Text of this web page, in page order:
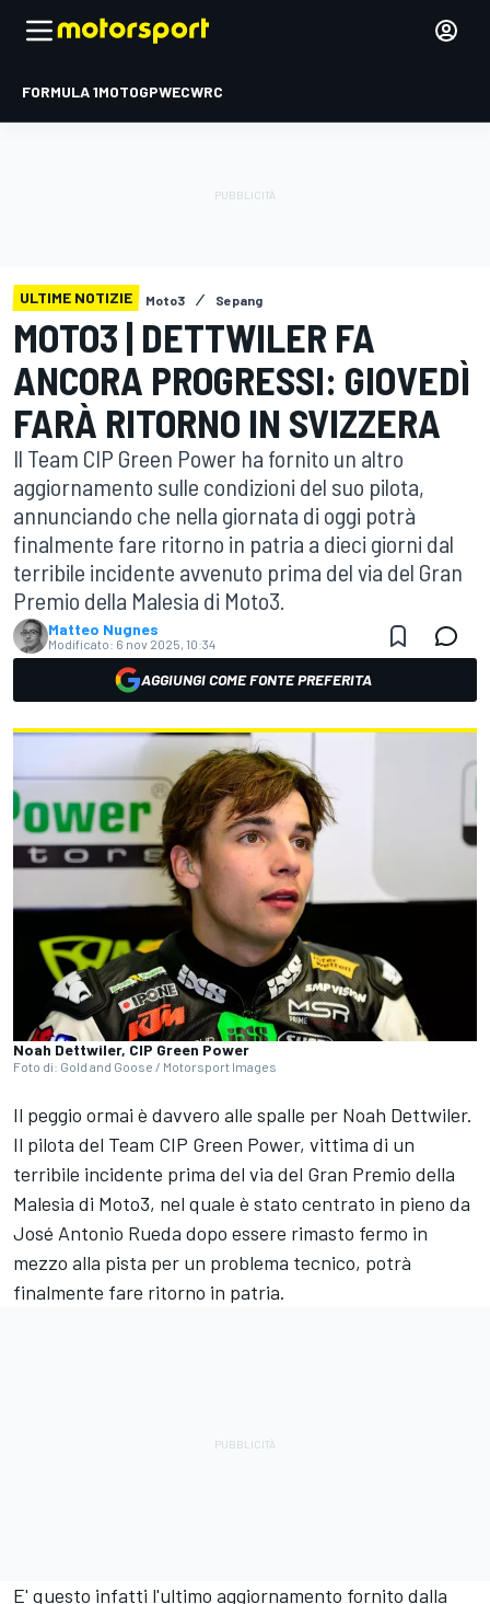
FORMULA 1MOTOGPWECWRC
ULTIME NOTIZIE Moto3 Sepang
MOTO3 | DETTWILER FA
ANCORA PROGRESSI: GIOVEDÌ
FARÀ RITORNO IN SVIZZERA
Il Team CIP Green Power ha fornito un altro
aggiornamento sulle condizioni del suo pilota,
annunciando che nella giornata di oggi potrà
finalmente fare ritorno in patria a dieci giorni dal
terribile incidente avvenuto prima del via del Gran
Premio della Malesia di Moto3.
Matteo Nugnes
Modificato: 6 nov 2025, 10:34
AGGIUNGI COME FONTE PREFERITA
Noah Dettwiler, CIP Green Power
Foto di: Gold and Goose / Motorsport Images
Il peggio ormai è davvero alle spalle per Noah Dettwiler.
Il pilota del Team CIP Green Power, vittima di un
terribile incidente prima del via del Gran Premio della
Malesia di Moto3, nel quale è stato centrato in pieno da
José Antonio Rueda dopo essere rimasto fermo in
mezzo alla pista per un problema tecnico, potrà
finalmente fare ritorno in patria.
E' questo infatti l'ultimo aggiornamento fornito dalla